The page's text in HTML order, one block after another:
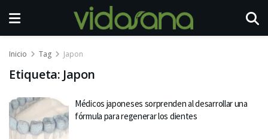
Inicio Tag Japon
Etiqueta: Japon
Médicos japoneses sorprenden al desarrollar una
fórmula para regenerar los dientes